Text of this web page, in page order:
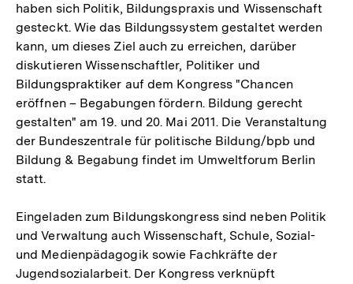
haben sich Politik, Bildungspraxis und Wissenschaft
gesteckt. Wie das Bildungssystem gestaltet werden
kann, um dieses Ziel auch zu erreichen, darüber
diskutieren Wissenschaftler, Politiker und
Bildungspraktiker auf dem Kongress "Chancen
eröffnen – Begabungen fördern. Bildung gerecht
gestalten" am 19. und 20. Mai 2011. Die Veranstaltung
der Bundeszentrale für politische Bildung/bpb und
Bildung & Begabung findet im Umweltforum Berlin
statt.
Eingeladen zum Bildungskongress sind neben Politik
und Verwaltung auch Wissenschaft, Schule, Sozial-
und Medienpädagogik sowie Fachkräfte der
Jugendsozialarbeit. Der Kongress verknüpft